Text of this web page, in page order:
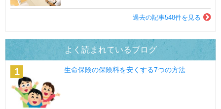
過去の記事548件を見る
よく読まれているブログ
生命保険の保険料を安くする7つの方法